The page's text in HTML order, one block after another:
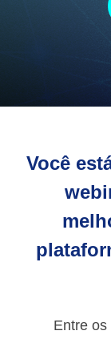
Você
Entre